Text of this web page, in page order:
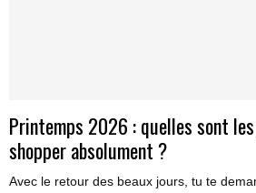
Printemps 2026 : quelles sont
shopper absolument ?
Avec le retour des beaux jours, tu te